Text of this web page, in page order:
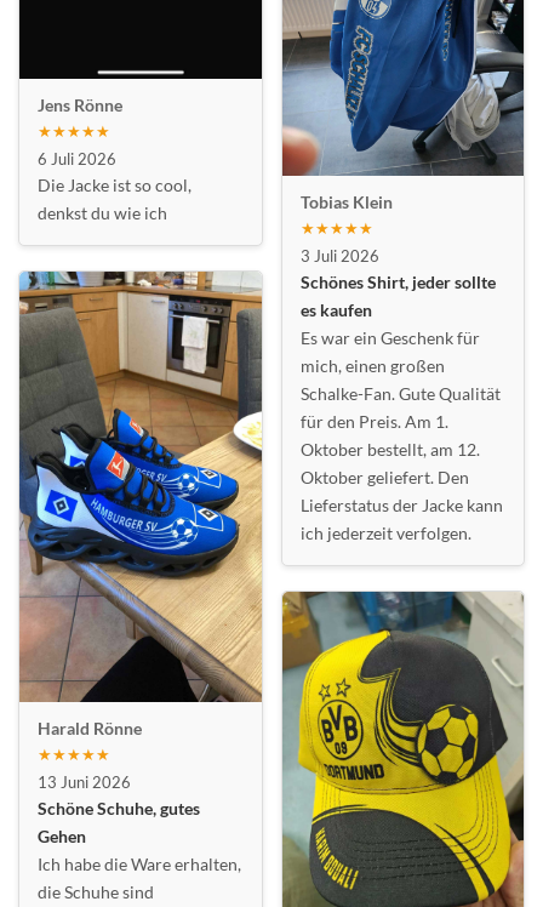
Jens Rönne
★★★★★
6 Juli 2026
Die Jacke ist so cool,
denkst du wie ich
Harald Rönne
★★★★★
13 Juni 2026
Schöne Schuhe, gutes
Gehen
Ich habe die Ware erhalten,
die Schuhe sind
Tobias Klein
★★★★★
3 Juli 2026
Schönes Shirt, jeder sollte
es kaufen
Es war ein Geschenk für
mich, einen großen
Schalke-Fan. Gute Qualität
für den Preis. Am 1.
Oktober bestellt, am 12.
Oktober geliefert. Den
Lieferstatus der Jacke kann
ich jederzeit verfolgen.